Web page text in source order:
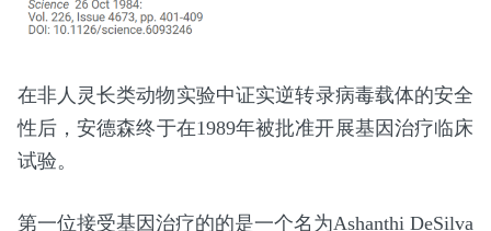
在非人灵长类动物实验中证实逆转录病毒载体的安全
性后，安德森终于在1989年被批准开展基因治疗临床
试验。
第一位接受基因治疗的的是一个名为Ashanthi DeSilva